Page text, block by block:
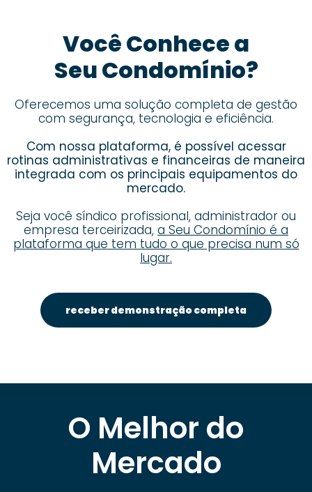
Você Conhece a
Seu Condomínio?
Oferecemos uma solução completa de gestão
com segurança, tecnologia e eficiência.
Com nossa plataforma, é possível acessar
rotinas administrativas e financeiras de maneira
integrada com os principais equipamentos do
mercado.
Seja você síndico profissional, administrador ou
empresa terceirizada, a Seu Condomínio é a
plataforma que tem tudo o que precisa num só
lugar.
receber demonstração completa
O Melhor do
Mercado